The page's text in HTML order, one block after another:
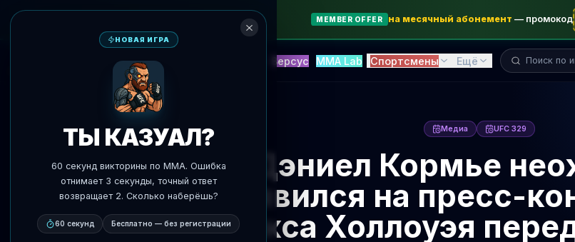
MEMBER OFFER на месячный абонемент — промокод
ИИ Прогнозы Блиц Версус MMA Lab Спортсмены Ещё Поиск бойца...
Медиа UFC 329
Дэниел Кормье
появился на пресс-
Макса Холлоуэя
НОВАЯ ИГРА
ТЫ КАЗУАЛ?
60 секунд викторины по MMA. Ошибка
отнимает 3 секунды, точный ответ
возвращает 2. Сколько наберёшь?
60 секунд Бесплатно — без регистрации